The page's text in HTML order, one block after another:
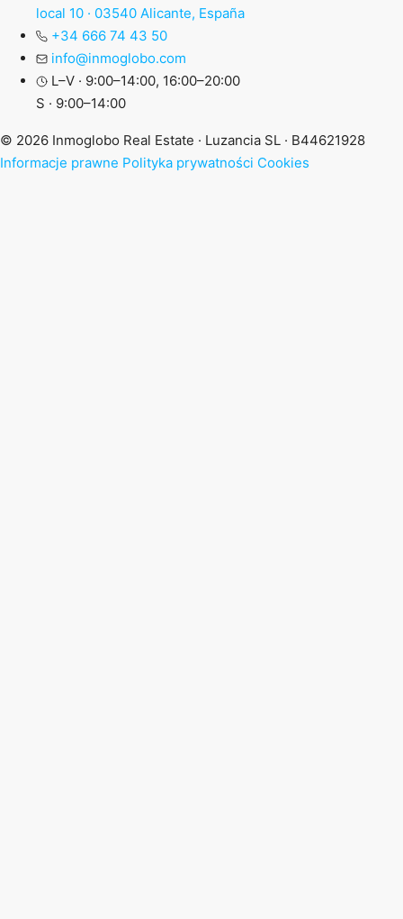
local 10 · 03540 Alicante, España
+34 666 74 43 50
info@inmoglobo.com
L–V · 9:00–14:00, 16:00–20:00
S · 9:00–14:00
© 2026 Inmoglobo Real Estate · Luzancia SL · B44621928
Informacje prawne Polityka prywatności Cookies